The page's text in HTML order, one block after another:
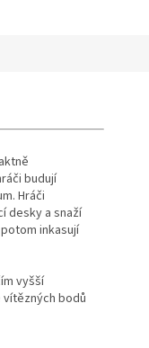
budují
Hráči
desky a snaží
inkasují
vyšší
bodů